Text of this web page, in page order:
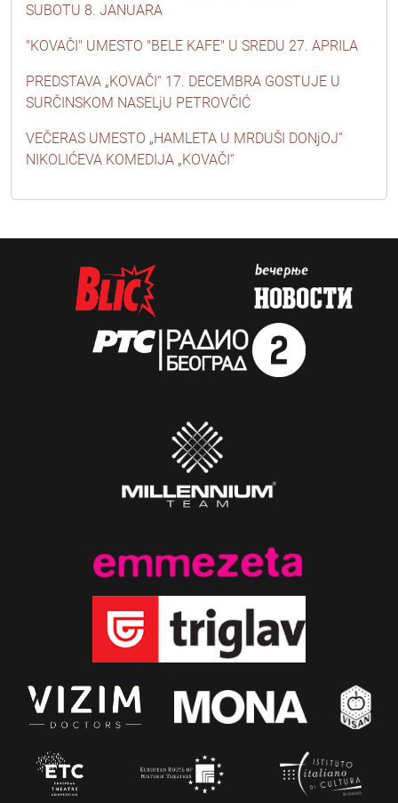
SUBOTU 8. JANUARA
"KOVAČI" UMESTO "BELE KAFE" U SREDU 27. APRILA
PREDSTAVA „KOVAČI“ 17. DECEMBRA GOSTUJE U
SURČINSKOM NASELjU PETROVČIĆ
VEČERAS UMESTO „HAMLETA U MRDUŠI DONjOJ“
NIKOLIĆEVA KOMEDIJA „KOVAČI“